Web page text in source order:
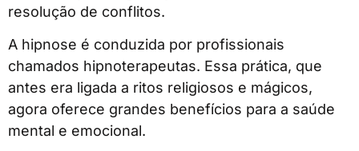
resolução de conflitos.
A hipnose é conduzida por profissionais
chamados hipnoterapeutas. Essa prática, que
antes era ligada a ritos religiosos e mágicos,
agora oferece grandes benefícios para a saúde
mental e emocional.